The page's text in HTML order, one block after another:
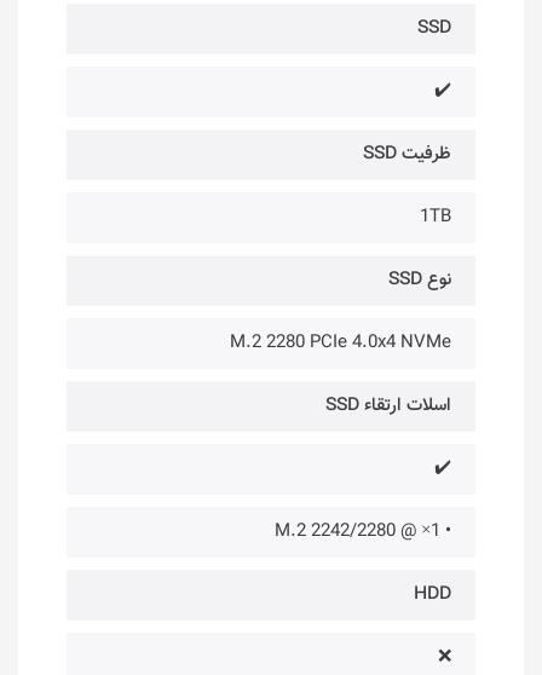
SSD
✔️
ظرفیت SSD
1TB
نوع SSD
M.2 2280 PCIe 4.0x4 NVMe
اسلات ارتقاء SSD
✔️
• 1× @ M.2 2242/2280
HDD
❌